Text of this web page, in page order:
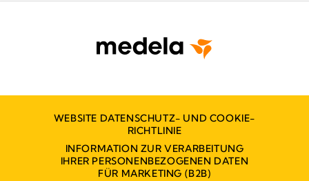
WEBSITE DATENSCHUTZ- UND COOKIE-
RICHTLINIE
INFORMATION ZUR VERARBEITUNG
IHRER PERSONENBEZOGENEN DATEN
FÜR MARKETING (B2B)